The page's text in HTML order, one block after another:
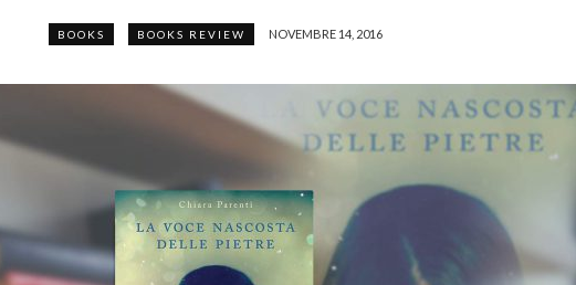
BOOKS BOOKS REVIEW NOVEMBRE 14, 2016